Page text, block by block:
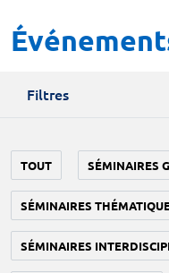
Filtres
TOUT SÉMINAIRES
SÉMINAIRES
SÉMINAIRES